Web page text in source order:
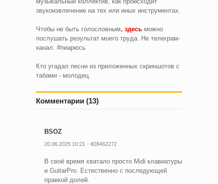
звукоизвлечение на тех или иных инструментах.
Чтобы не быть голословным, здесь можно
послушать результат моего труда. Не телеграм-
канал. #пиарюсь
Кто угадал песни из приложенных скриншотов с
табами - молодец.
Комментарии (13)
BSOZ
20.06.2025 10:21 #28462272
В своё время хватало просто Midi клавиатуры
и GuitarPro. Естественно с последующей
правкой долей.